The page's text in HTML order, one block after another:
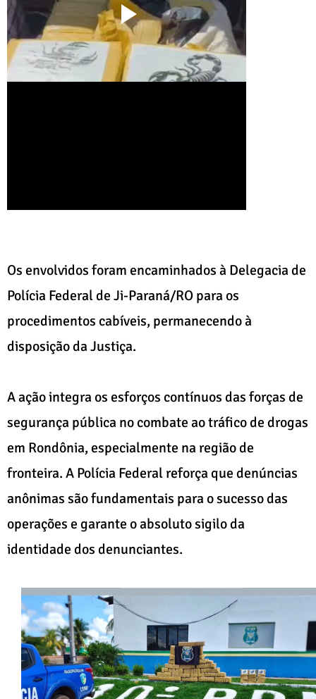
Os envolvidos foram encaminhados à Delegacia de
Polícia Federal de Ji-Paraná/RO para os
procedimentos cabíveis, permanecendo à
disposição da Justiça.
A ação integra os esforços contínuos das forças de
segurança pública no combate ao tráfico de drogas
em Rondônia, especialmente na região de
fronteira. A Polícia Federal reforça que denúncias
anônimas são fundamentais para o sucesso das
operações e garante o absoluto sigilo da
identidade dos denunciantes.